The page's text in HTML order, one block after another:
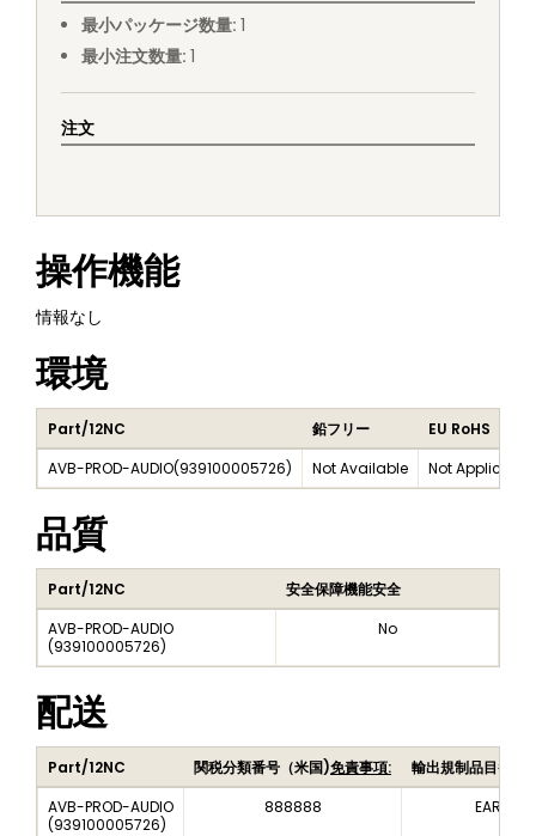
最小パッケージ数量: 1
最小注文数量: 1
注文
操作機能
情報なし
環境
Part/12NC 鉛フリー
EU RoHS
AVB-PROD-AUDIO(939100005726) Not Available Not Applicable
品質
Part/12NC
安全保障機能安全
AVB-PROD-AUDIO
(939100005726)
No
配送
Part/12NC 関税分類番号（米国)免責事項:
輸出規制品目番号
AVB-PROD-AUDIO
(939100005726)
888888 EAR99